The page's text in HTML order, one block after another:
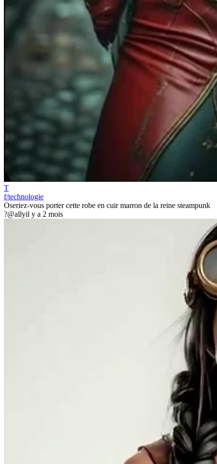
T
f/technologie
Oseriez-vous porter cette robe en cuir marron de la reine steampunk
?@allyil y a 2 mois